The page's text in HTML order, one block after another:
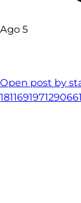
Ago 5
Open post by